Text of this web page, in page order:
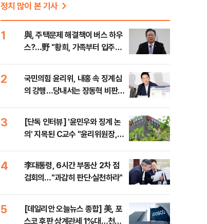
정치 많이 본 기사
1
與, 주택문제 해결책이 버스 하우
스?…野 "황희, 가족부터 입주해
2
국민의힘 윤리위, 내홍 속 징계심
의 강행…당내서는 장동혁 비판
3
[단독 인터뷰] '윤민우와 징계 논
의' 지목된 C교수 "윤리위원장,
4
李대통령, 6시간 부동산 2차 점
검회의…"과감히 판단·실천하라"
5
[데일리안 오늘뉴스 종합] 美, 포
스코 후판 상계관세 1%대…천하